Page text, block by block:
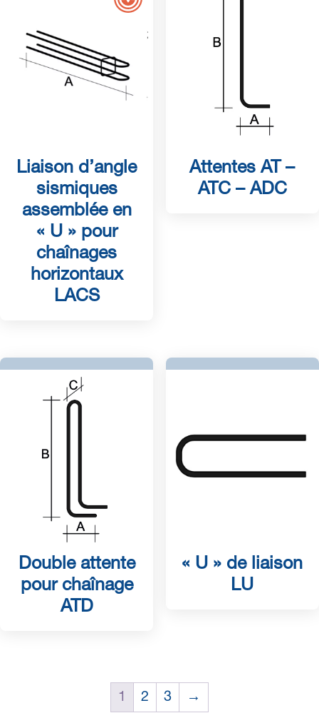
Liaison d’angle
sismiques
assemblée en
« U » pour
chaînages
horizontaux
LACS
Attentes AT –
ATC – ADC
Double attente
pour chaînage
ATD
« U » de liaison
LU
1 2 3 →